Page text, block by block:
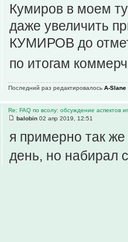
Кумиров в моем
даже увеличить
КУМИРОВ до
по итогам
Последний раз редактировалось A-Slane
Re: FAQ по всолу: обсуждение аспектов
balobin 02 апр 2019, 12:51
я примерно так
день, но набирал